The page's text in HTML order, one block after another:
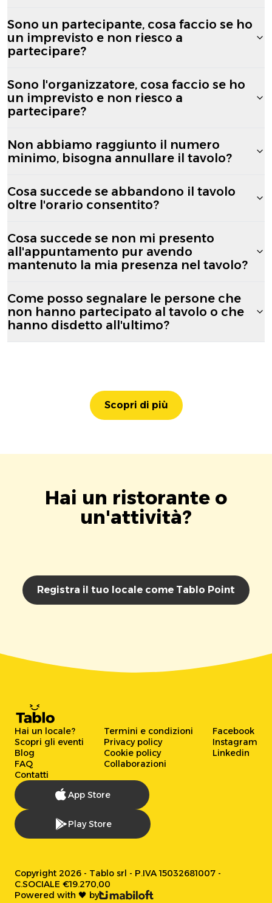
Sono un partecipante, cosa faccio se ho
un imprevisto e non riesco a
partecipare?
Sono l'organizzatore, cosa faccio se ho
un imprevisto e non riesco a
partecipare?
Non abbiamo raggiunto il numero
minimo, bisogna annullare il tavolo?
Cosa succede se abbandono il tavolo
oltre l'orario consentito?
Cosa succede se non mi presento
all'appuntamento pur avendo
mantenuto la mia presenza nel tavolo?
Come posso segnalare le persone che
non hanno partecipato al tavolo o che
hanno disdetto all'ultimo?
Scopri di più
Hai un ristorante o
un'attività?
Registra il tuo locale come Tablo Point
Hai un locale?
Scopri gli eventi
Blog
FAQ
Contatti
Termini e condizioni
Privacy policy
Cookie policy
Collaborazioni
Facebook
Instagram
Linkedin
App Store
Play Store
Copyright 2026 - Tablo srl - P.IVA 15032681007 -
C.SOCIALE €19.270,00
Powered with 🖤 by